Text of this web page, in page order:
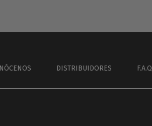
DISTRIBUIDORES F.A.Q